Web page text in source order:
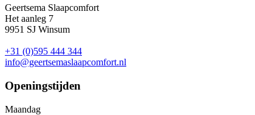
Geertsema Slaapcomfort
Het aanleg 7
9951 SJ Winsum
+31 (0)595 444 344
info@geertsemaslaapcomfort.nl
Openingstijden
Maandag